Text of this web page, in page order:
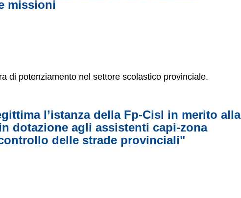
missioni
di potenziamento nel settore scolastico provinciale.
l’istanza della Fp-Cisl in merito alla
dotazione agli assistenti capi-zona
delle strade provinciali"